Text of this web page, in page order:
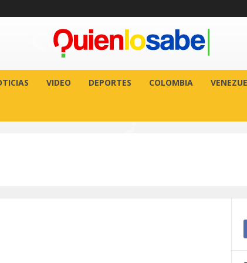
VIDEO DEPORTES COLOMBIA